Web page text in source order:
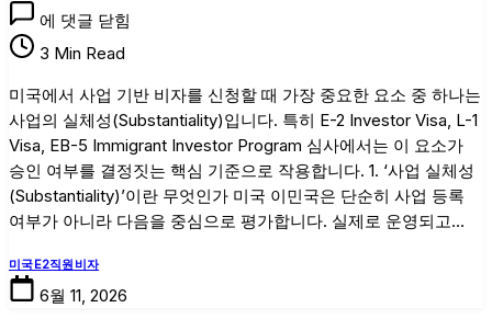
비
승
인
을
좌
우
하
는
심:
‘사
에 댓글 닫힘
3 Min Read
미국에서 사업 기반 비자를 신청할 때 가장 중요한 요소 중 하나는
사업의 실체성(Substantiality)입니다. 특히 E-2 Investor Visa, L-1
Visa, EB-5 Immigrant Investor Program 심사에서는 이 요소가
승인 여부를 결정짓는 핵심 기준으로 작용합니다. 1. ‘사업 실체성
(Substantiality)’이란 무엇인가 미국 이민국은 단순히 사업 등록
여부가 아니라 다음을 중심으로 평가합니다. 실제로 운영되고…
미국E2직원비자
6월 11, 2026